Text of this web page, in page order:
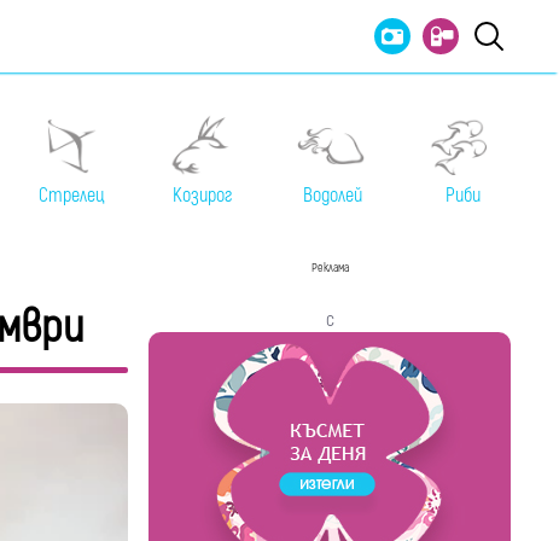
Стрелец Козирог Водолей Риби
Реклама
с